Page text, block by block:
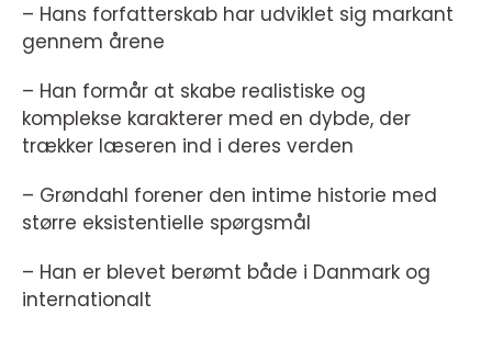
– Hans forfatterskab har udviklet sig markant
gennem årene
– Han formår at skabe realistiske og
komplekse karakterer med en dybde, der
trækker læseren ind i deres verden
– Grøndahl forener den intime historie med
større eksistentielle spørgsmål
– Han er blevet berømt både i Danmark og
internationalt